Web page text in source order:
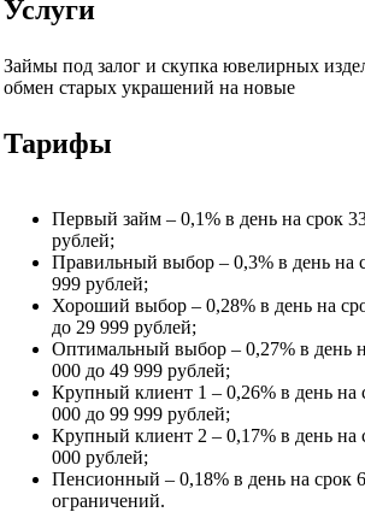
Услуги
Займы под залог и скупка ювелирных
обмен старых украшений на новые
Тарифы
Первый займ – 0,1% в день на срок
рублей;
Правильный выбор – 0,3% в день на
999 рублей;
Хороший выбор – 0,28% в день на
до 29 999 рублей;
Оптимальный выбор – 0,27% в день
000 до 49 999 рублей;
Крупный клиент 1 – 0,26% в день на
000 до 99 999 рублей;
Крупный клиент 2 – 0,17% в день на
000 рублей;
Пенсионный – 0,18% в день на срок
ограничений.